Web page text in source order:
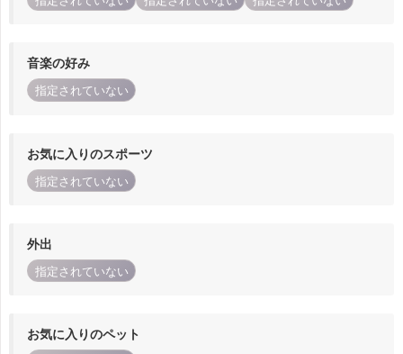
音楽の好み
指定されていない
お気に入りのスポーツ
指定されていない
外出
指定されていない
お気に入りのペット